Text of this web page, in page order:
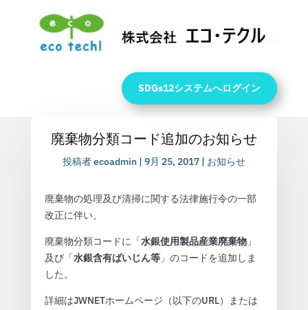
SDGs12システムへログイン
廃棄物分類コード追加のお知らせ
投稿者ecoadmin 9月 25, 2017| お知らせ
廃棄物の処理及び清掃に関する法律施行令の一部
改正に伴い、
廃棄物分類コードに「水銀使用製品産業廃棄物」
及び「水銀含有ばいじん等」のコードを追加しま
した。
詳細はJWNETホームページ（以下のURL）または